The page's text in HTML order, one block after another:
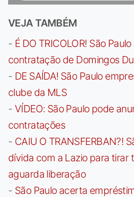
VEJA TAMBÉM
- É DO TRICOLOR! São
contratação de Domingos
- DE SAÍDA! São Paulo
clube da MLS
- VÍDEO: São Paulo pode
contratações
- CAIU O TRANSFERBAN?!
dívida com a Lazio para tirar
aguarda liberação
- São Paulo acerta